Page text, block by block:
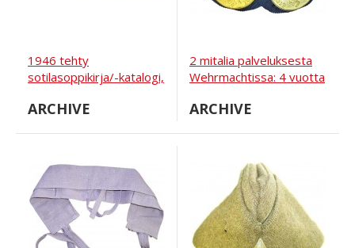
1946 tehty
sotilasoppikirja/-katalogi,
aikainen neuvostoliitto ja
ARCHIVE
2 mitalia palveluksesta
Wehrmachtissa: 4 vuotta
ARCHIVE